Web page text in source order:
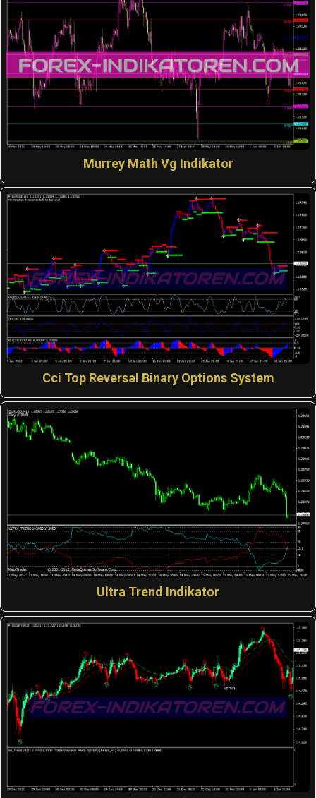
Murrey Math Vg Indikator
Cci Top Reversal Binary Options System
Ultra Trend Indikator